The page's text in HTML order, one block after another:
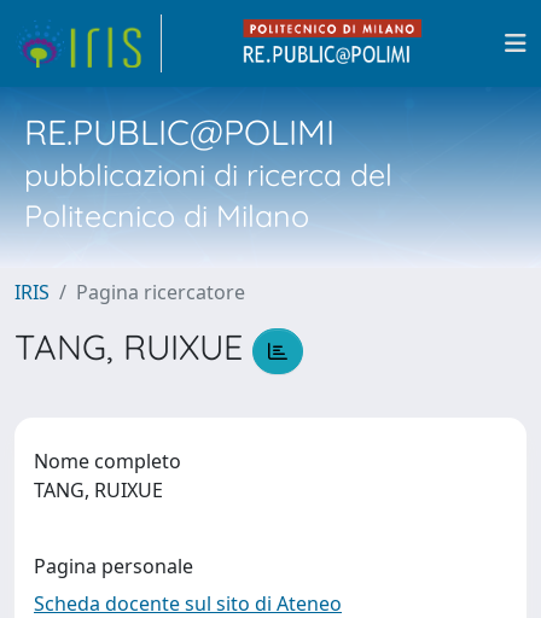
RE.PUBLIC@POLIMI
pubblicazioni di ricerca del
Politecnico di Milano
IRIS Pagina ricercatore
TANG, RUIXUE
Nome completo
TANG, RUIXUE
Pagina personale
Scheda docente sul sito di Ateneo